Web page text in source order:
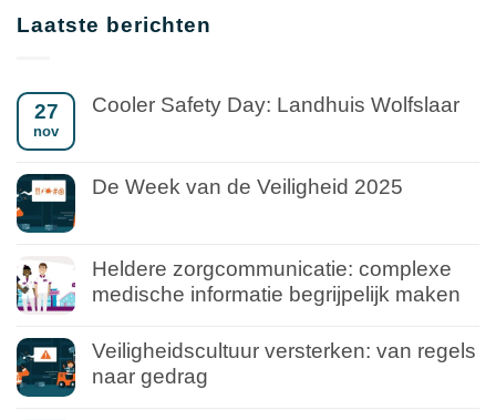
Laatste berichten
27
nov
Cooler Safety Day: Landhuis Wolfslaar
De Week van de Veiligheid 2025
Heldere zorgcommunicatie: complexe
medische informatie begrijpelijk maken
Veiligheidscultuur versterken: van regels
naar gedrag